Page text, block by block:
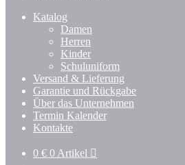
Katalog
Damen
Herren
Kinder
Schuluniform
Versand & Lieferung
Garantie und Rückgabe
Über das Unternehmen
Termin Kalender
Kontakte
0 € 0 Artikel